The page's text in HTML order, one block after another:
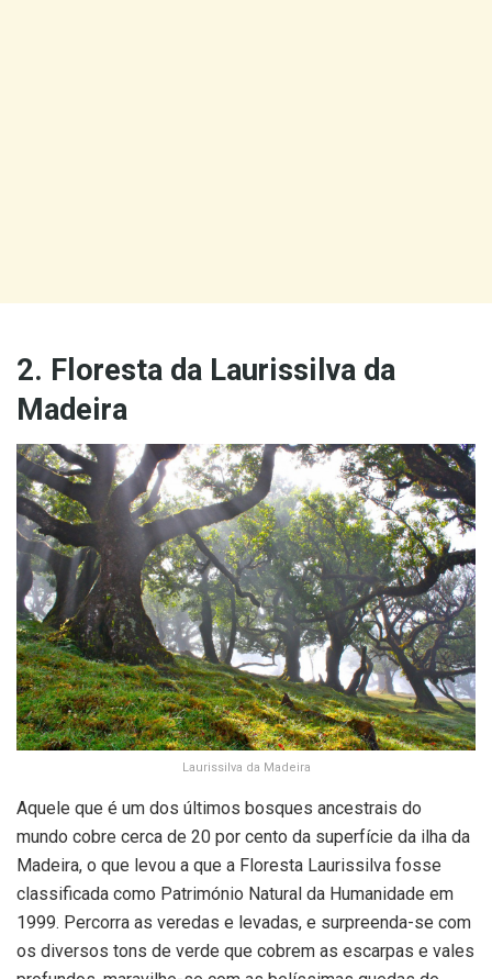
2. Floresta da Laurissilva da
Madeira
Laurissilva da Madeira
Aquele que é um dos últimos bosques ancestrais do
mundo cobre cerca de 20 por cento da superfície da ilha da
Madeira, o que levou a que a Floresta Laurissilva fosse
classificada como Património Natural da Humanidade em
1999. Percorra as veredas e levadas, e surpreenda-se com
os diversos tons de verde que cobrem as escarpas e vales